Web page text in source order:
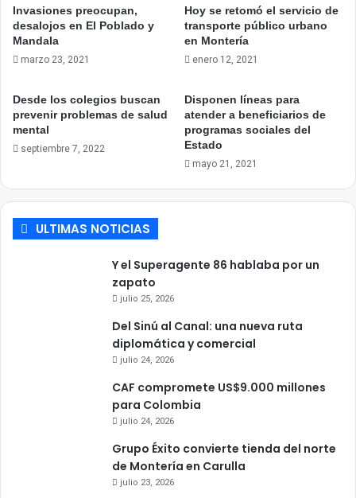
Invasiones preocupan,
desalojos en El Poblado y
Mandala
marzo 23, 2021
Hoy se retomó el servicio de
transporte público urbano
en Montería
enero 12, 2021
Desde los colegios buscan
prevenir problemas de salud
mental
septiembre 7, 2022
Disponen líneas para
atender a beneficiarios de
programas sociales del
Estado
mayo 21, 2021
ULTIMAS NOTICIAS
Y el Superagente 86 hablaba por un
zapato
julio 25, 2026
Del Sinú al Canal: una nueva ruta
diplomática y comercial
julio 24, 2026
CAF compromete US$9.000 millones
para Colombia
julio 24, 2026
Grupo Éxito convierte tienda del norte
de Montería en Carulla
julio 23, 2026